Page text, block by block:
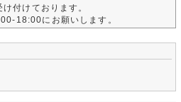
付けております。
18:00にお願いします。